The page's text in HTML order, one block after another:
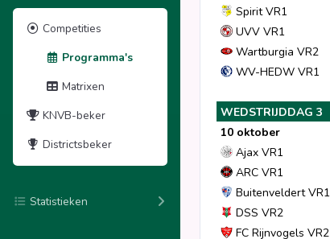
Competities
Programma's
Matrixen
KNVB-beker
Districtsbeker
Statistieken
Spirit VR1
UVV VR1
Wartburgia VR2
WV-HEDW VR1
WEDSTRIJDDAG 3
10 oktober
Ajax VR1
ARC VR1
Buitenveldert VR1
DSS VR2
FC Rijnvogels VR2